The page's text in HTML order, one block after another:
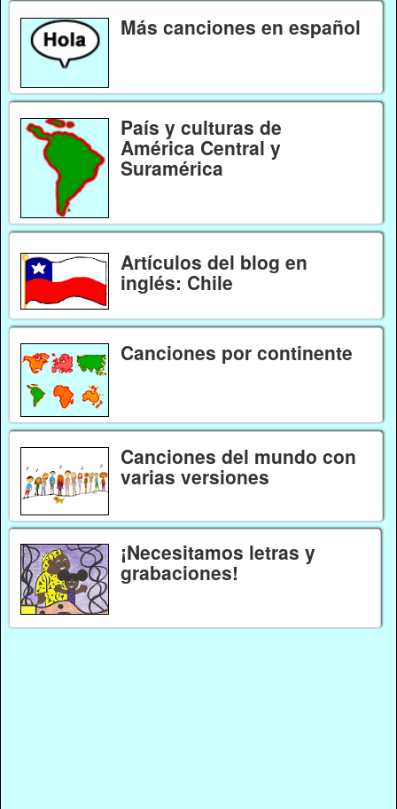
Más canciones en español
País y culturas de
América Central y
Suramérica
Artículos del blog en
inglés: Chile
Canciones por continente
Canciones del mundo con
varias versiones
¡Necesitamos letras y
grabaciones!